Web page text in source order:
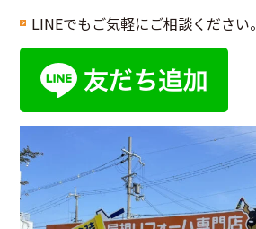
LINEでもご気軽にご相談ください。